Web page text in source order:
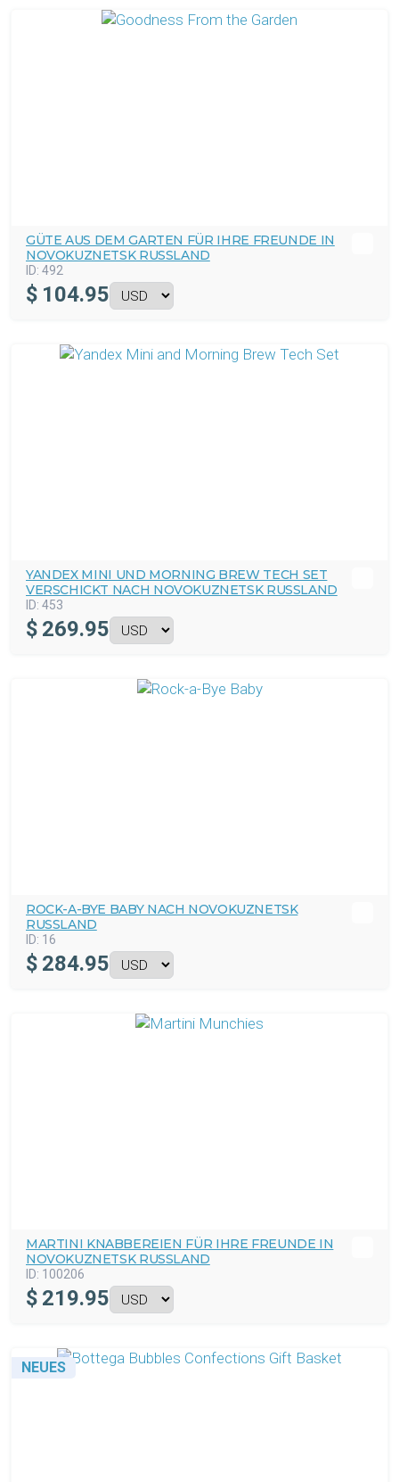
GÜTE AUS DEM GARTEN FÜR IHRE FREUNDE IN
NOVOKUZNETSK RUSSLAND
ID: 492
$ 104.95
YANDEX MINI UND MORNING BREW TECH SET
VERSCHICKT NACH NOVOKUZNETSK RUSSLAND
ID: 453
$ 269.95
ROCK-A-BYE BABY NACH NOVOKUZNETSK
RUSSLAND
ID: 16
$ 284.95
MARTINI KNABBEREIEN FÜR IHRE FREUNDE IN
NOVOKUZNETSK RUSSLAND
ID: 100206
$ 219.95
NEUES